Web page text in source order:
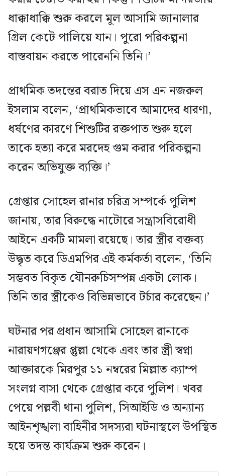
ধাক্কাধাক্কি শুরু করলে মূল আসামি জানালার
গ্রিল কেটে পালিয়ে যান। পুরো পরিকল্পনা
বাস্তবায়ন করতে পারেননি তিনি।’
প্রাথমিক তদন্তের বরাত দিয়ে এস এন নজরুল
ইসলাম বলেন, ‘প্রাথমিকভাবে আমাদের ধারণা,
ধর্ষণের কারণে শিশুটির রক্তপাত শুরু হলে
তাকে হত্যা করে মরদেহ গুম করার পরিকল্পনা
করেন অভিযুক্ত ব্যক্তি।’
গ্রেপ্তার সোহেল রানার চরিত্র সম্পর্কে পুলিশ
জানায়, তার বিরুদ্ধে নাটোরে সন্ত্রাসবিরোধী
আইনে একটি মামলা রয়েছে। তার স্ত্রীর বক্তব্য
উদ্ধৃত করে ডিএমপির এই কর্মকর্তা বলেন, ‘তিনি
সম্ভবত বিকৃত যৌনরুচিসম্পন্ন একটা লোক।
তিনি তার স্ত্রীকেও বিভিন্নভাবে টর্চার করেছেন।’
ঘটনার পর প্রধান আসামি সোহেল রানাকে
নারায়ণগঞ্জের প্তুল্লা থেকে এবং তার স্ত্রী স্বপ্না
আক্তারকে মিরপুর ১১ নম্বরের মিল্লাত ক্যাম্প
সংলগ্ন বাসা থেকে গ্রেপ্তার করে পুলিশ। খবর
পেয়ে পল্লবী থানা পুলিশ, সিআইডি ও অন্যান্য
আইনশৃঙ্খলা বাহিনীর সদস্যরা ঘটনাস্থলে উপস্থিত
হয়ে তদন্ত কার্যক্রম শুরু করেন।